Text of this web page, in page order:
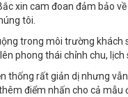
xin cam đoan đảm bảo
tôi.
trong môi trường
phong thái chỉnh chu,
thống rất giản dị nhưng
điểm nhấn cho cả mẫu